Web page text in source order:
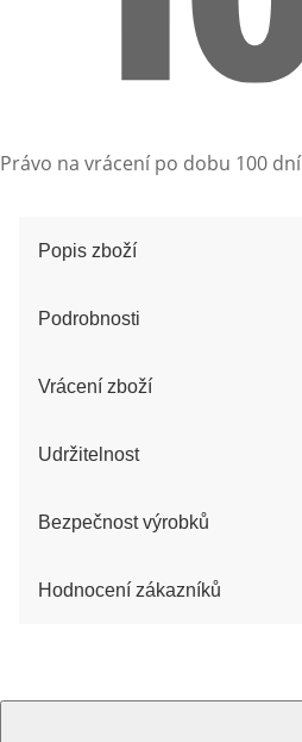
Právo na vrácení po dobu 100 dní
Popis zboží
Podrobnosti
Vrácení zboží
Udržitelnost
Bezpečnost výrobků
Hodnocení zákazníků